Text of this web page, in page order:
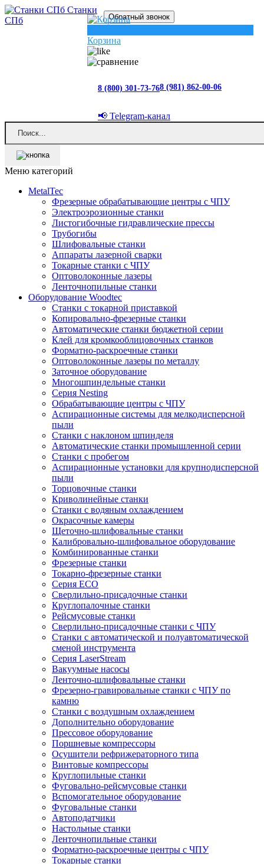
Станки
СПб
Обратный звонок
Корзина
8 (800) 301-73-768 (981) 862-00-06
📢 Telegram-канал
Меню категорий
MetalTec
Фрезерные обрабатывающие центры с ЧПУ
Электроэрозионные станки
Листогибочные гидравлические прессы
Трубогибы
Шлифовальные станки
Аппараты лазерной сварки
Токарные станки с ЧПУ
Оптоволоконные лазеры
Ленточнопильные станки
Оборудование Woodtec
Станки с токарной приставкой
Копировально-фрезерные станки
Автоматические станки бюджетной серии
Клей для кромкооблицовочных станков
Форматно-раскроечные станки
Оптоволоконные лазеры по металлу
Заточное оборудование
Многошпиндельные станки
Серия Nesting
Обрабатывающие центры с ЧПУ
Аспирационные системы для мелкодисперсной
пыли
Станки с наклоном шпинделя
Автоматические станки промышленной серии
Станки с пробегом
Аспирационные установки для крупнодисперсной
пыли
Торцовочные станки
Криволинейные станки
Станки с водяным охлаждением
Окрасочные камеры
Щеточно-шлифовальные станки
Калибровально-шлифовальное оборудование
Комбинированные станки
Фрезерные станки
Токарно-фрезерные станки
Серия ECO
Сверлильно-присадочные станки
Круглопалочные станки
Рейсмусовые станки
Сверлильно-присадочные станки с ЧПУ
Станки с автоматической и полуавтоматической
сменой инструмента
Серия LaserStream
Вакуумные насосы
Ленточно-шлифовальные станки
Фрезерно-гравировальные станки с ЧПУ по
камню
Станки с воздушным охлаждением
Дополнительно оборудование
Прессовое оборудование
Поршневые компрессоры
Осушители рефрижераторного типа
Винтовые компрессоры
Круглопильные станки
Фуговально-рейсмусовые станки
Вспомогательное оборудование
Фуговальные станки
Автоподатчики
Настольные станки
Ленточнопильные станки
Форматно-раскроечные центры с ЧПУ
Токарные станки